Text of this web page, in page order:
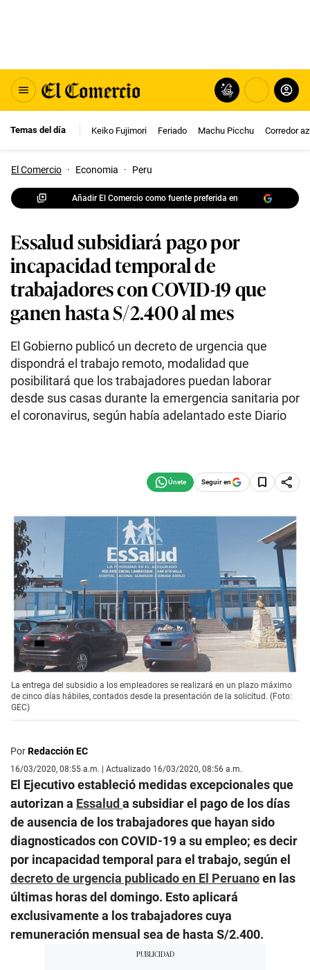
Temas del día Keiko Fujimori Feriado Machu Picchu Corredor
El Comercio · Economia · Peru
Añadir El Comercio como fuente preferida en
Essalud subsidiará pago por
incapacidad temporal de
trabajadores con COVID-19 que
ganen hasta S/2.400 al mes
El Gobierno publicó un decreto de urgencia que
dispondrá el trabajo remoto, modalidad que
posibilitará que los trabajadores puedan laborar
desde sus casas durante la emergencia sanitaria por
el coronavirus, según había adelantado este Diario
Seguir en
La entrega del subsidio a los empleadores se realizará en un plazo máximo
de cinco días hábiles, contados desde la presentación de la solicitud. (Foto:
GEC)
PorRedacción EC
16/03/2020, 08:55 a.m. | Actualizado 16/03/2020, 08:56 a.m.
El Ejecutivo estableció medidas excepcionales que
autorizan a Essalud a subsidiar el pago de los días
de ausencia de los trabajadores que hayan sido
diagnosticados con COVID-19 a su empleo; es decir
por incapacidad temporal para el trabajo, según el
decreto de urgencia publicado en El Peruanoen las
últimas horas del domingo. Esto aplicará
exclusivamente a los trabajadores cuya
remuneración mensual sea de hasta S/2.400.